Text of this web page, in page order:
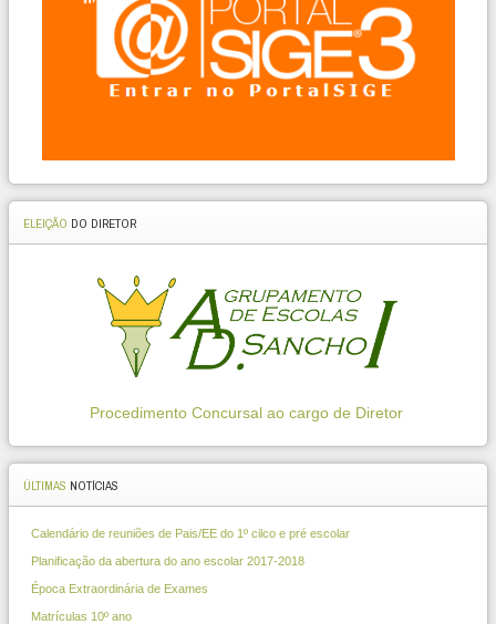
ELEIÇÃO DO DIRETOR
Procedimento Concursal ao cargo de Diretor
ÚLTIMAS NOTÍCIAS
Calendário de reuniões de Pais/EE do 1º cilco e pré escolar
Planificação da abertura do ano escolar 2017-2018
Época Extraordinária de Exames
Matrículas 10º ano